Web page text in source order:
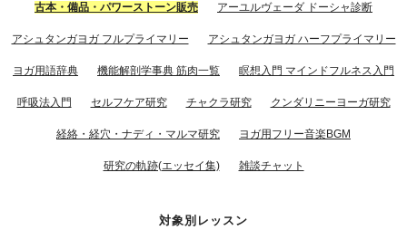
古本・備品・パワーストーン販売 アーユルヴェーダ ドーシャ診断
アシュタンガヨガ フルプライマリー アシュタンガヨガ ハーフプライマリー
ヨガ用語辞典 機能解剖学事典 筋肉一覧 瞑想入門 マインドフルネス入門
呼吸法入門 セルフケア研究 チャクラ研究 クンダリニーヨーガ研究
経絡・経穴・ナディ・マルマ研究 ヨガ用フリー音楽BGM
研究の軌跡(エッセイ集) 雑談チャット
対象別レッスン